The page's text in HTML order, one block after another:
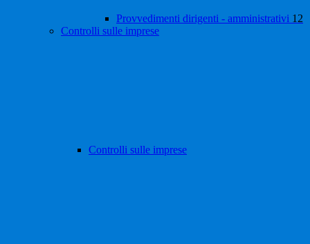
Provvedimenti dirigenti - amministrativi 12
Controlli sulle imprese
Controlli sulle imprese